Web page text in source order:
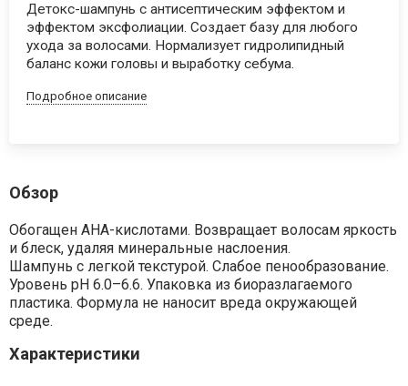
Детокс-шампунь с антисептическим эффектом и
эффектом эксфолиации. Создает базу для любого
ухода за волосами. Нормализует гидролипидный
баланс кожи головы и выработку себума.
Подробное описание
Обзор
Обогащен AHA-кислотами. Возвращает волосам яркость
и блеск, удаляя минеральные наслоения.
Шампунь с легкой текстурой. Слабое пенообразование.
Уровень pH 6.0–6.6. Упаковка из биоразлагаемого
пластика. Формула не наносит вреда окружающей
среде.
Характеристики